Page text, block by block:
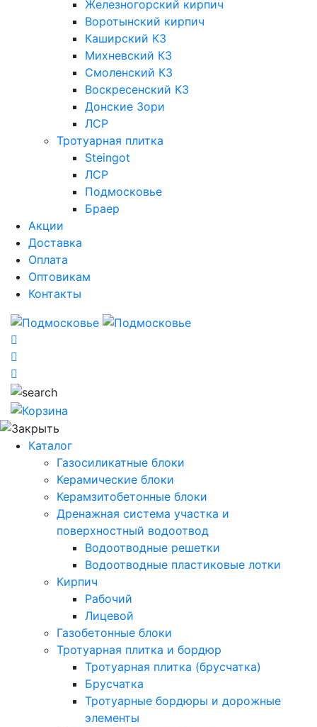
Железногорский кирпич
Воротынский кирпич
Каширский КЗ
Михневский КЗ
Смоленский КЗ
Воскресенский КЗ
Донские Зори
ЛСР
Тротуарная плитка
Steingot
ЛСР
Подмосковье
Браер
Акции
Доставка
Оплата
Оптовикам
Контакты
Каталог
Газосиликатные блоки
Керамические блоки
Керамзитобетонные блоки
Дренажная система участка и
поверхностный водоотвод
Водоотводные решетки
Водоотводные пластиковые лотки
Кирпич
Рабочий
Лицевой
Газобетонные блоки
Тротуарная плитка и бордюр
Тротуарная плитка (брусчатка)
Брусчатка
Тротуарные бордюры и дорожные
элементы